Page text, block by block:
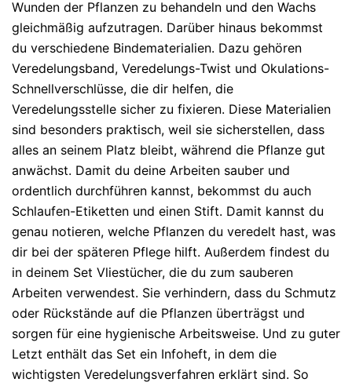
Wunden der Pflanzen zu behandeln und den Wachs
gleichmäßig aufzutragen. Darüber hinaus bekommst
du verschiedene Bindematerialien. Dazu gehören
Veredelungsband, Veredelungs-Twist und Okulations-
Schnellverschlüsse, die dir helfen, die
Veredelungsstelle sicher zu fixieren. Diese Materialien
sind besonders praktisch, weil sie sicherstellen, dass
alles an seinem Platz bleibt, während die Pflanze gut
anwächst. Damit du deine Arbeiten sauber und
ordentlich durchführen kannst, bekommst du auch
Schlaufen-Etiketten und einen Stift. Damit kannst du
genau notieren, welche Pflanzen du veredelt hast, was
dir bei der späteren Pflege hilft. Außerdem findest du
in deinem Set Vliestücher, die du zum sauberen
Arbeiten verwendest. Sie verhindern, dass du Schmutz
oder Rückstände auf die Pflanzen überträgst und
sorgen für eine hygienische Arbeitsweise. Und zu guter
Letzt enthält das Set ein Infoheft, in dem die
wichtigsten Veredelungsverfahren erklärt sind. So